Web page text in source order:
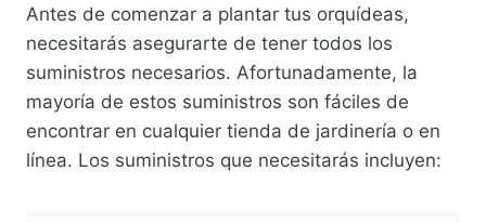
Antes de comenzar a plantar tus orquídeas,
necesitarás asegurarte de tener todos los
suministros necesarios. Afortunadamente, la
mayoría de estos suministros son fáciles de
encontrar en cualquier tienda de jardinería o en
línea. Los suministros que necesitarás incluyen: